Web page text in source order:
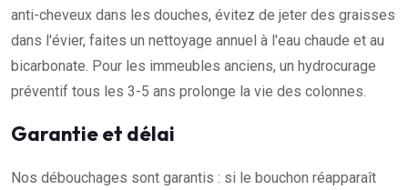
anti-cheveux dans les douches, évitez de jeter des graisses
dans l'évier, faites un nettoyage annuel à l'eau chaude et au
bicarbonate. Pour les immeubles anciens, un hydrocurage
préventif tous les 3-5 ans prolonge la vie des colonnes.
Garantie et délai
Nos débouchages sont garantis : si le bouchon réapparaît